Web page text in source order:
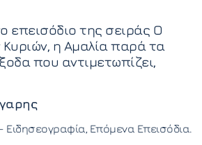
επεισόδιο της σειράς Ο
η Αμαλία παρά τα
που αντιμετωπίζει,
Ειδησεογραφία Επόμενα Επεισόδια